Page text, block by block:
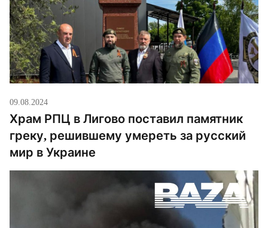
09.08.2024
Храм РПЦ в Лигово поставил памятник
греку, решившему умереть за русский
мир в Украине